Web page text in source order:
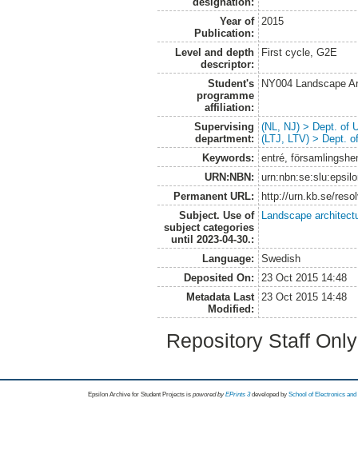
Year of
Publication:
2015
Level and depth
descriptor:
First cycle, G2E
Student's
programme
affiliation:
NY004 Landscape
Supervising
department:
(NL, NJ) > Dept. of
(LTJ, LTV) > Dept.
Keywords:
entré,
URN:NBN:
Permanent URL:
http://urn.kb.se/
Subject. Use of
subject categories
until 2023-04-30.:
Landscape
Language:
Swedish
Deposited On:
23 Oct 2015 14:48
Metadata Last
Modified:
23 Oct 2015 14:48
Repository Staff
Epsilon Archive for Student Projects is powored byEPrints 3 developed by School of Electronics